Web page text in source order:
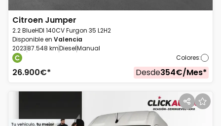
Citroen Jumper
2.2 BlueHDI 140CV Furgon 35 L2H2
Disponible en Valencia
202387.548 kmDieselManual
Colores:
26.900€* Desde354€/Mes*